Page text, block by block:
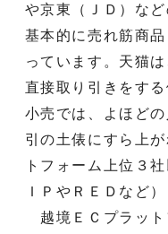
や京東（ＪＤ）な
基本的に売れ筋商
っています。天猫
直接取り引きをす
小売では、よほど
引の土俵にすら上
トフォーム上位３
ＩＰやＲＥＤなど
越境ＥＣプラット